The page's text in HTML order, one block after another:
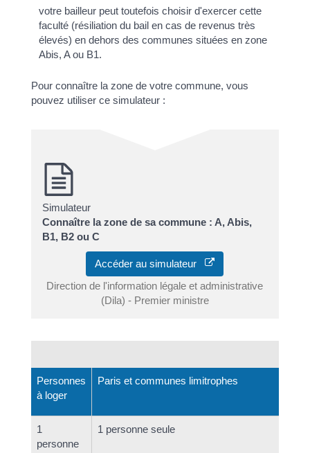
votre bailleur peut toutefois choisir d'exercer cette
faculté (résiliation du bail en cas de revenus très
élevés) en dehors des communes situées en zone
Abis, A ou B1.
Pour connaître la zone de votre commune, vous
pouvez utiliser ce simulateur :
Simulateur
Connaître la zone de sa commune : A, Abis,
B1, B2 ou C
Accéder au simulateur
Direction de l'information légale et administrative
(Dila) - Premier ministre
Personnes
à loger
Paris et communes limitrophes
1
personne
1 personne seule